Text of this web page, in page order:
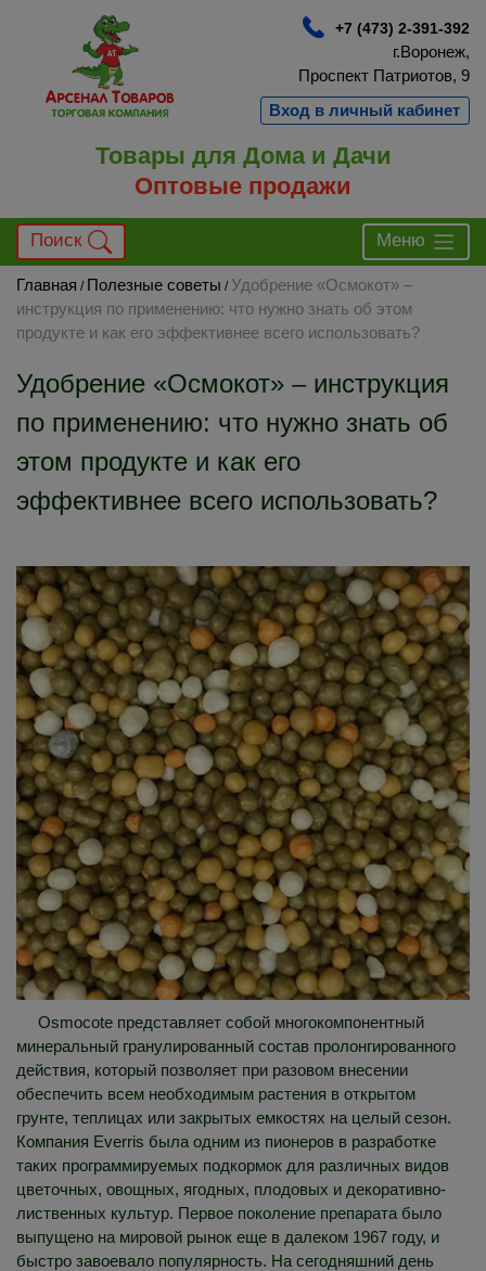
+7 (473) 2-391-392
г.Воронеж,
Проспект Патриотов, 9
Вход в личный кабинет
Товары для Дома и Дачи
Оптовые продажи
Поиск Меню
Главная / Полезные советы / Удобрение «Осмокот» –
инструкция по применению: что нужно знать об этом
продукте и как его эффективнее всего использовать?
Удобрение «Осмокот» – инструкция
по применению: что нужно знать об
этом продукте и как его
эффективнее всего использовать?
Osmocote представляет собой многокомпонентный
минеральный гранулированный состав пролонгированного
действия, который позволяет при разовом внесении
обеспечить всем необходимым растения в открытом
грунте, теплицах или закрытых емкостях на целый сезон.
Компания Everris была одним из пионеров в разработке
таких программируемых подкормок для различных видов
цветочных, овощных, ягодных, плодовых и декоративно-
лиственных культур. Первое поколение препарата было
выпущено на мировой рынок еще в далеком 1967 году, и
быстро завоевало популярность. На сегодняшний день